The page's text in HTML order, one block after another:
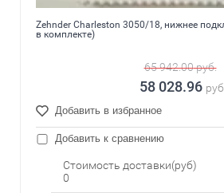
Zehnder Charleston 3050/18, нижнее
в комплекте)
65 942.00руб.
58 028.96 руб.
Добавить в избранное
Добавить к сравнению
Стоимость доставки(руб)
0